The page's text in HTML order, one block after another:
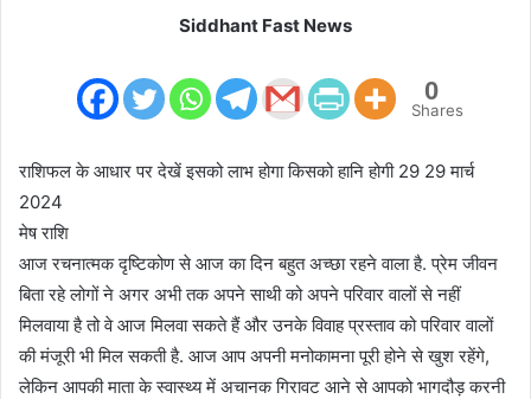
Siddhant Fast News
0
Shares
राशिफल के आधार पर देखें इसको लाभ होगा किसको हानि होगी 29 29 मार्च
2024
मेष राशि
आज रचनात्मक दृष्टिकोण से आज का दिन बहुत अच्छा रहने वाला है. प्रेम जीवन
बिता रहे लोगों ने अगर अभी तक अपने साथी को अपने परिवार वालों से नहीं
मिलवाया है तो वे आज मिलवा सकते हैं और उनके विवाह प्रस्ताव को परिवार वालों
की मंजूरी भी मिल सकती है. आज आप अपनी मनोकामना पूरी होने से खुश रहेंगे,
लेकिन आपकी माता के स्वास्थ्य में अचानक गिरावट आने से आपको भागदौड़ करनी